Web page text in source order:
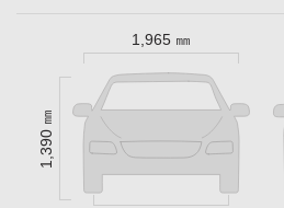
1,965 ㎜
1,390 ㎜